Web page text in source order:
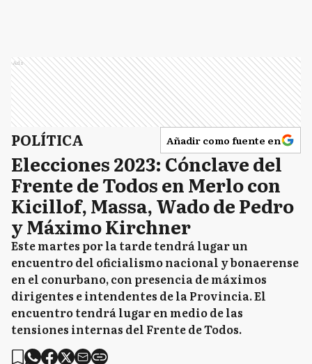
Ads
POLÍTICA Añadir como fuente en
Elecciones 2023: Cónclave del
Frente de Todos en Merlo con
Kicillof, Massa, Wado de Pedro
y Máximo Kirchner
Este martes por la tarde tendrá lugar un
encuentro del oficialismo nacional y bonaerense
en el conurbano, con presencia de máximos
dirigentes e intendentes de la Provincia. El
encuentro tendrá lugar en medio de las
tensiones internas del Frente de Todos.